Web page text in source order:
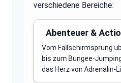
verschiedene Bereiche:
Abenteuer &
Vom Fallschirmsprung
bis zum Bungee-
das Herz von Adrenalin-